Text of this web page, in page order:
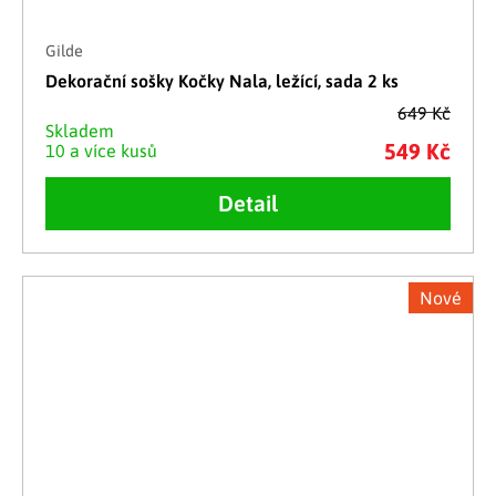
649 Kč
Gilde
Dekorační sošky Kočky Nala, ležící, sada 2 ks
Skladem
10 a více kusů
549 Kč
Detail
Nové